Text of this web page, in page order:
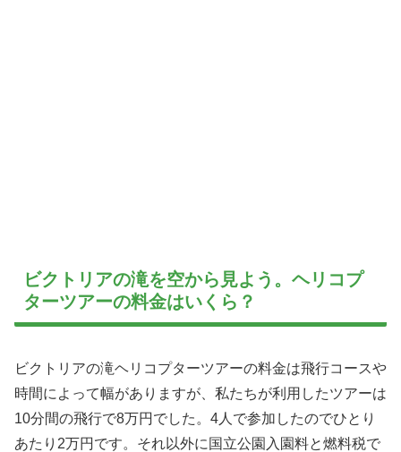
ビクトリアの滝を空から見よう。ヘリコプ
ターツアーの料金はいくら？
ビクトリアの滝ヘリコプターツアーの料金は飛行コースや
時間によって幅がありますが、私たちが利用したツアーは
10分間の飛行で8万円でした。4人で参加したのでひとり
あたり2万円です。それ以外に国立公園入園料と燃料税で